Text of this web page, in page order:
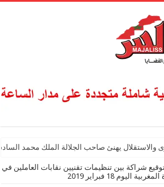
والاستقلال يهنئ صاحب الجلالة الملك محمد
شراكة بين تنظيمات تقنيين نقابات العاملين في
اليوم 18 فبراير 2019